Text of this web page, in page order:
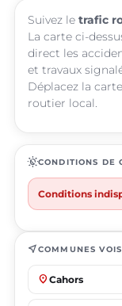
Suivez le trafic
La carte ci-
direct les
et travaux
Déplacez la
routier local.
routineCONDITIONS DE
Conditions
near_meCOMMUNES
place Cahors